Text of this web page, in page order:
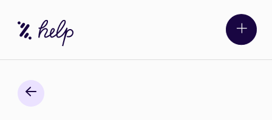
Quiero donar
Organizaciones